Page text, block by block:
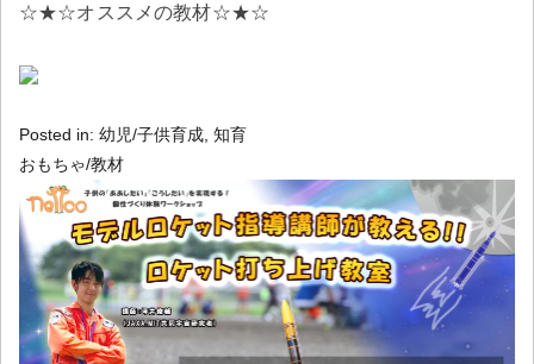
☆★☆オススメの教材☆★☆
Posted in: 幼児/子供育成, 知育
おもちゃ/教材